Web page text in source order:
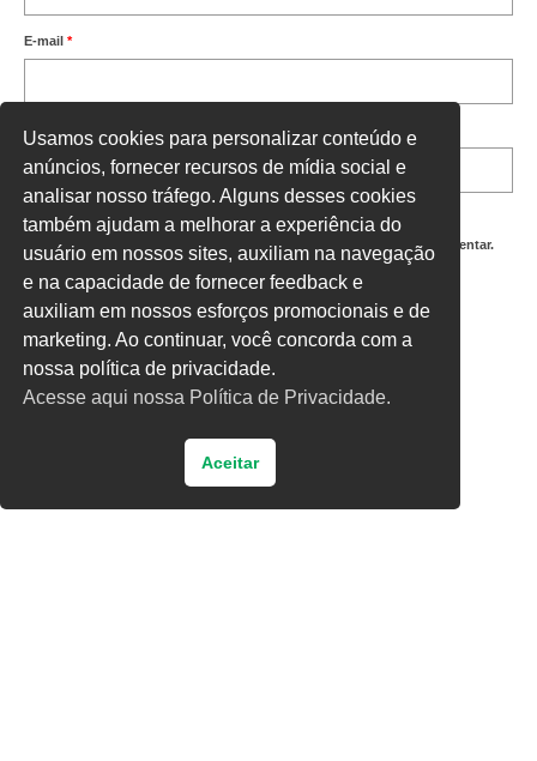
E-mail *
Site
Salvar meus dados neste navegador para a próxima vez que eu comentar.
Digite uma resposta em números:
cinco × quatro =
Usamos cookies para personalizar conteúdo e
anúncios, fornecer recursos de mídia social e
analisar nosso tráfego. Alguns desses cookies
também ajudam a melhorar a experiência do
usuário em nossos sites, auxiliam na navegação
e na capacidade de fornecer feedback e
auxiliam em nossos esforços promocionais e de
marketing. Ao continuar, você concorda com a
nossa política de privacidade.
Acesse aqui nossa Política de Privacidade.
Aceitar